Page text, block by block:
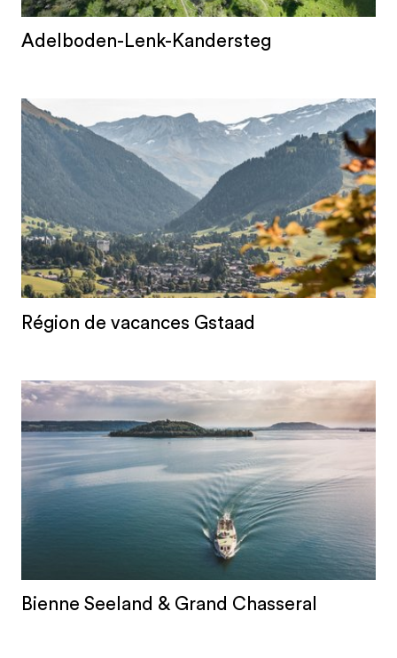
Adelboden-Lenk-Kandersteg
Région de vacances Gstaad
Bienne Seeland & Grand Chasseral